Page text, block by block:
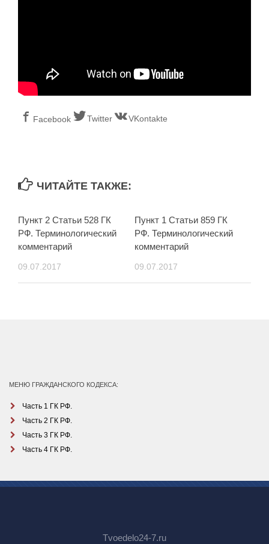
Facebook Twitter VKontakte
ЧИТАЙТЕ ТАКЖЕ:
Пункт 2 Статьи 528 ГК
РФ. Терминологический
комментарий
09.07.2017
Пункт 1 Статьи 859 ГК
РФ. Терминологический
комментарий
09.07.2017
МЕНЮ ГРАЖДАНСКОГО КОДЕКСА:
Часть 1 ГК РФ.
Часть 2 ГК РФ.
Часть 3 ГК РФ.
Часть 4 ГК РФ.
Tvoedelo24-7.ru